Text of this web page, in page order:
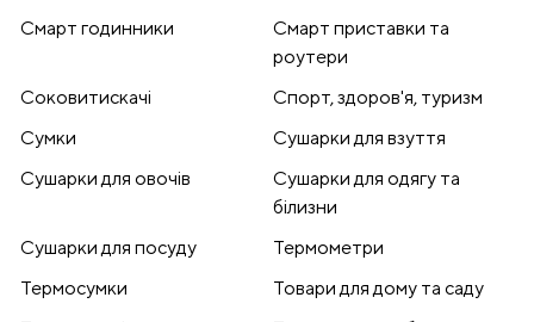
Смарт годинники
Смарт приставки та
роутери
Соковитискачі
Спорт, здоров'я, туризм
Сумки
Сушарки для взуття
Сушарки для овочів
Сушарки для одягу та
білизни
Сушарки для посуду
Термометри
Термосумки
Товари для дому та саду